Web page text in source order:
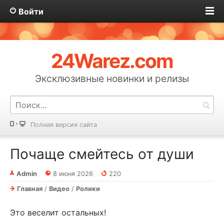
Войти
24Warez.com
Эксклюзивные новинки и релизы
Полная версия сайта
Почаще смейтесь от души
Admin 8 июня 2026
220
Главная / Видео / Ролики
Это веселит остальных!⁠⁠